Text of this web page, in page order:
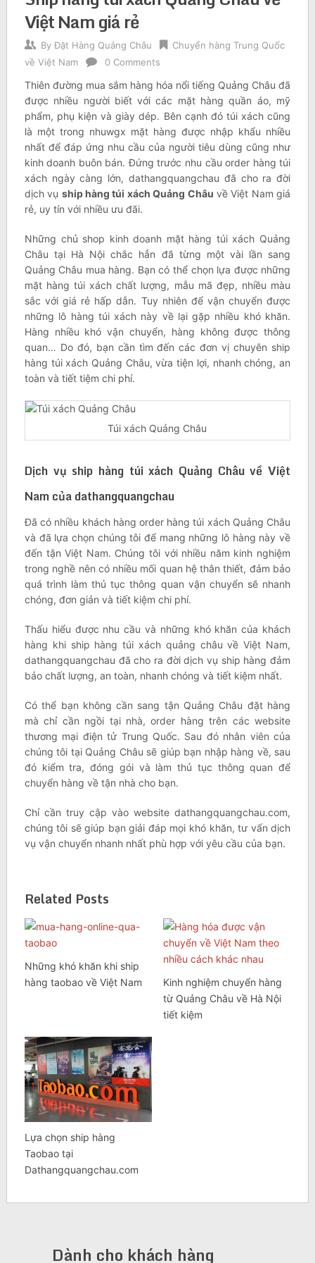
Việt Nam giá rẻ
By Đặt Hàng Quảng Châu
Chuyển hàng Trung Quốc
về Việt Nam
0 Comments
Thiên đường mua sắm hàng hóa nổi tiếng Quảng Châu đã
được nhiều người biết với các mặt hàng quần áo, mỹ
phẩm, phụ kiện và giày dép. Bên cạnh đó túi xách cũng
là một trong nhuwgx mặt hàng được nhập khẩu nhiều
nhất để đáp ứng nhu cầu của người tiêu dùng cũng như
kinh doanh buôn bán. Đứng trước nhu cầu order hàng túi
xách ngày càng lớn, dathangquangchau đã cho ra đời
dịch vụ ship hàng túi xách Quảng Châu về Việt Nam giá
rẻ, uy tín với nhiều ưu đãi.
Những chủ shop kinh doanh mặt hàng túi xách Quảng
Châu tại Hà Nội chắc hẳn đã từng một vài lần sang
Quảng Châu mua hàng. Bạn có thể chọn lựa được những
mặt hàng túi xách chất lượng, mẫu mã đẹp, nhiều màu
sắc với giá rẻ hấp dẫn. Tuy nhiên để vận chuyển được
những lô hàng túi xách này về lại gặp nhiều khó khăn.
Hàng nhiều khó vận chuyển, hàng không được thông
quan… Do đó, bạn cần tìm đến các đơn vị chuyên ship
hàng túi xách Quảng Châu, vừa tiện lợi, nhanh chóng, an
toàn và tiết tiệm chi phí.
Túi xách Quảng Châu
Dịch vụ ship hàng túi xách Quảng Châu về Việt
Nam của dathangquangchau
Đã có nhiều khách hàng order hàng túi xách Quảng Châu
và đã lựa chọn chúng tôi để mang những lô hàng này về
đến tận Việt Nam. Chúng tôi với nhiều năm kinh nghiệm
trong nghề nên có nhiều mối quan hệ thân thiết, đảm bảo
quá trình làm thủ tục thông quan vận chuyển sẽ nhanh
chóng, đơn giản và tiết kiệm chi phí.
Thấu hiểu được nhu cầu và những khó khăn của khách
hàng khi ship hàng túi xách quảng châu về Việt Nam,
dathangquangchau đã cho ra đời dịch vụ ship hàng đảm
bảo chất lượng, an toàn, nhanh chóng và tiết kiệm nhất.
Có thể bạn không cần sang tận Quảng Châu đặt hàng
mà chỉ cần ngồi tại nhà, order hàng trên các website
thương mại điện tử Trung Quốc. Sau đó nhân viên của
chúng tôi tại Quảng Châu sẽ giúp bạn nhập hàng về, sau
đó kiểm tra, đóng gói và làm thủ tục thông quan để
chuyển hàng về tận nhà cho bạn.
Chỉ cần truy cập vào website dathangquangchau.com,
chúng tôi sẽ giúp bạn giải đáp mọi khó khăn, tư vấn dịch
vụ vận chuyển nhanh nhất phù hợp với yêu cầu của bạn.
Related Posts
Những khó khăn khi ship
hàng taobao về Việt Nam
Kinh nghiệm chuyển hàng
từ Quảng Châu về Hà Nội
tiết kiệm
Lựa chọn ship hàng
Taobao tại
Dathangquangchau.com
Dành cho khách hàng